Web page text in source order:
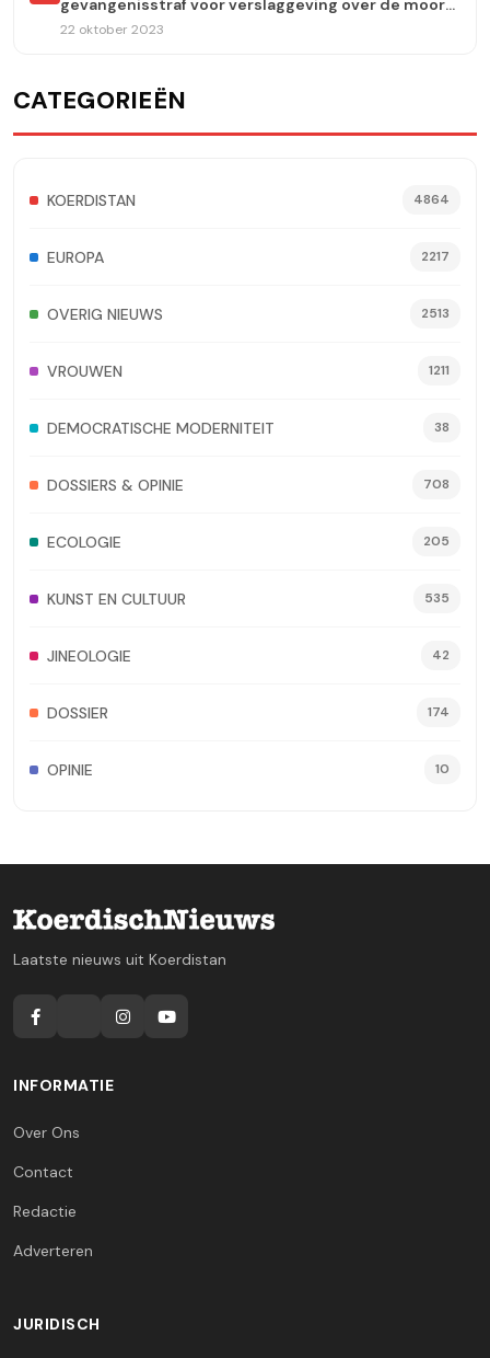
gevangenisstraf voor verslaggeving over de moord
op Jina Amini
22 oktober 2023
CATEGORIEËN
KOERDISTAN 4864
EUROPA 2217
OVERIG NIEUWS 2513
VROUWEN 1211
DEMOCRATISCHE MODERNITEIT 38
DOSSIERS & OPINIE 708
ECOLOGIE 205
KUNST EN CULTUUR 535
JINEOLOGIE 42
DOSSIER 174
OPINIE 10
Laatste nieuws uit Koerdistan
INFORMATIE
Over Ons
Contact
Redactie
Adverteren
JURIDISCH